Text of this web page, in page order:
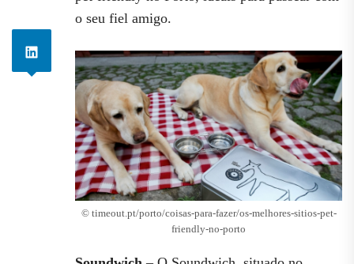
o seu fiel amigo.
© timeout.pt/porto/coisas-para-fazer/os-melhores-sitios-pet-
friendly-no-porto